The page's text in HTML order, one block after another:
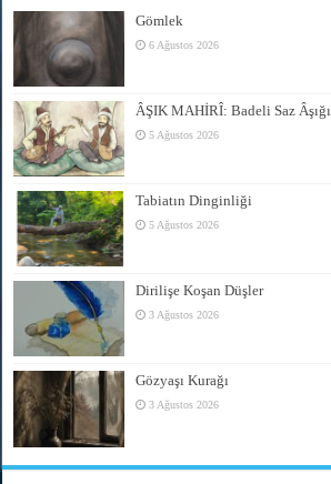
Gömlek
6 Ağustos 2026
ÂŞIK MAHİRÎ: Badeli Saz Âşığı
5 Ağustos 2026
Tabiatın Dinginliği
5 Ağustos 2026
Dirilişe Koşan Düşler
3 Ağustos 2026
Gözyaşı Kurağı
3 Ağustos 2026